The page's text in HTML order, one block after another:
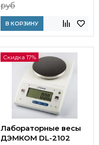
руб
В КОРЗИНУ
Скидка 17%
Лабораторные весы
ДЭМКОМ DL-2102